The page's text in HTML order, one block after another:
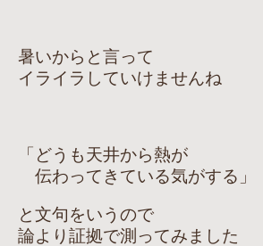
暑いからと言って
イライラしていけませんね
「どうも天井から熱が
伝わってきている気がする」
と文句をいうので
論より証拠で測ってみました